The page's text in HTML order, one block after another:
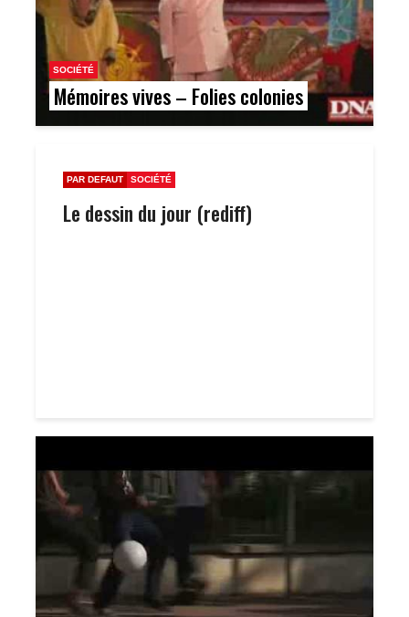
SOCIÉTÉ
Mémoires vives – Folies colonies
PAR DEFAUT SOCIÉTÉ
Le dessin du jour (rediff)